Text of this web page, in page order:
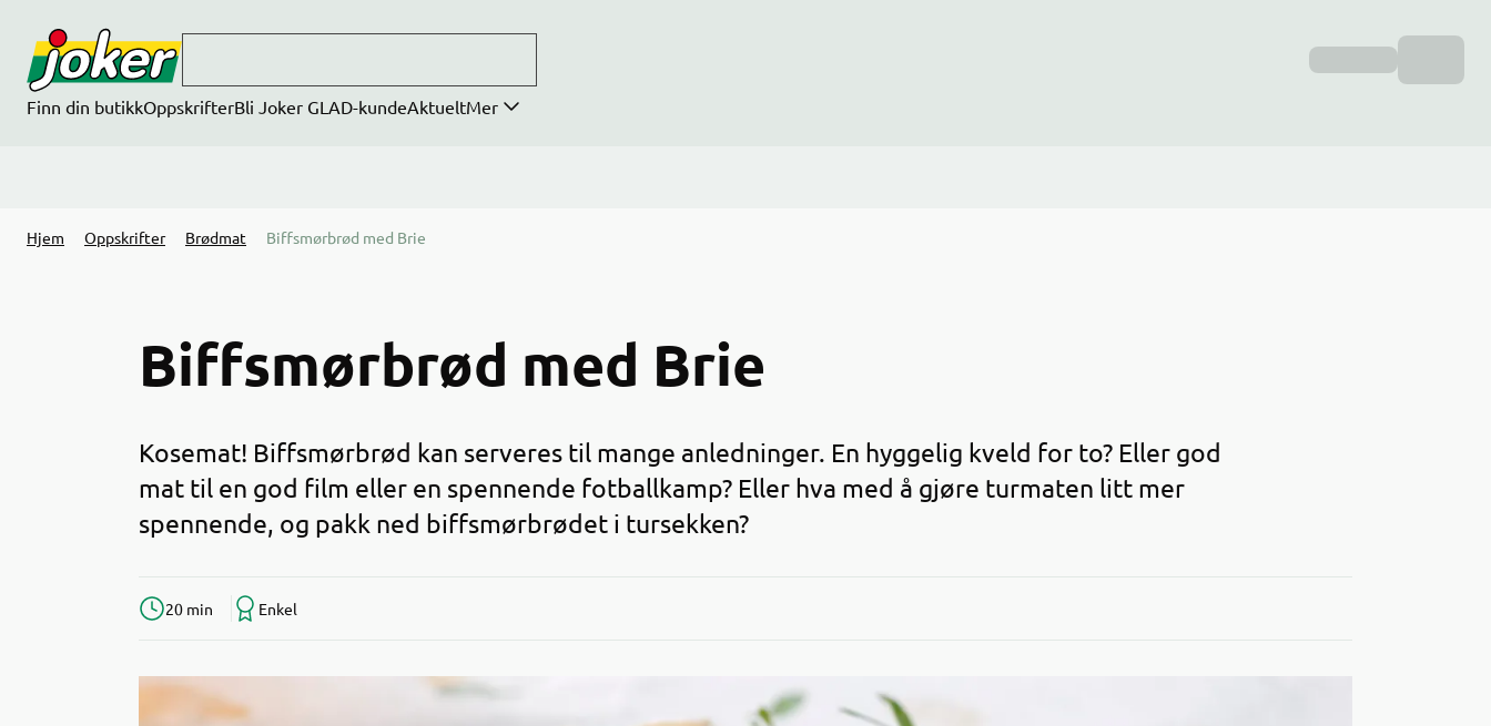
Finn din butikkOppskrifterBli Joker GLAD-kundeAktueltMer
Hjem Oppskrifter Brødmat Biffsmørbrød med Brie
Biffsmørbrød med Brie
Kosemat! Biffsmørbrød kan serveres til mange anledninger. En hyggelig kveld for to? Eller god
mat til en god film eller en spennende fotballkamp? Eller hva med å gjøre turmaten litt mer
spennende, og pakk ned biffsmørbrødet i tursekken?
20 min Enkel